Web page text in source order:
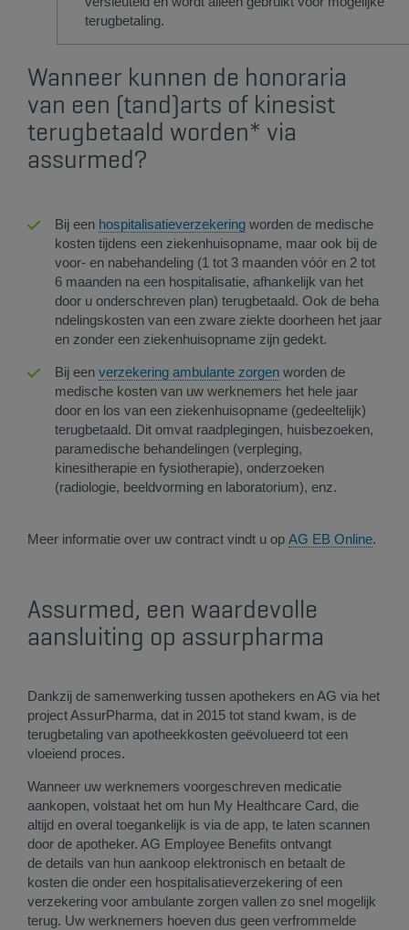
terugbetaling.​
Wanneer kunnen de honoraria
van een (tand)arts of kinesist
terugbetaald worden* via
assurmed?
Bij een hosp​italisatieverzekering​ ​​ worden de medische
kosten tijdens een ziekenhuisopname, maar ook bij de
voor- en nabehandeling (1 tot 3 maanden vóór en 2 tot
6 maanden na een hospitalisatie, afhankelijk van het
door u onderschreven plan) terugbetaald. Ook de beha​
ndelingskosten van een zware ziekte doorheen het jaar
en zonder een ziekenhuisopname zijn gedekt.
​Bij een verzekering ambulante zorgen​ ​ worden de
medische kosten van uw werknemers het hele jaar
door en los van een ziekenhuisopname (gedeeltelijk)
terugbetaald. Dit omvat raadplegingen, huisbezoeken,
paramedische behandelingen (verpleging,
kinesitherapie en fysiotherapie), onderzoeken
(radiologie, beeldvorming en laboratorium), enz.
Meer informatie over uw contract vindt u op AG EB Online​.
Assurmed, een waardevolle
aansluiting op assurpharma
Dankzij de samenwerking tussen apothekers en AG via het
project AssurPharma, dat in 2015 tot stand kwam, is de
terugbetaling van apotheekkosten geëvolueerd tot een
vloeiend proces.
Wanneer uw werknemers voorgeschreven medicatie
aankopen, volstaat het om hun M​y Healthcare Card,​ die
altijd en overal toegankelijk is via de app, te laten scannen
door de apotheker. AG Employee Benefits ontvangt
de details van hun aankoop elektronisch en betaalt de
kosten die onder een hospitalisatieverzekering of een
verzekering voor ambulante zorgen vallen zo snel mogelijk
terug. Uw werknemers hoeven dus geen verfrommelde